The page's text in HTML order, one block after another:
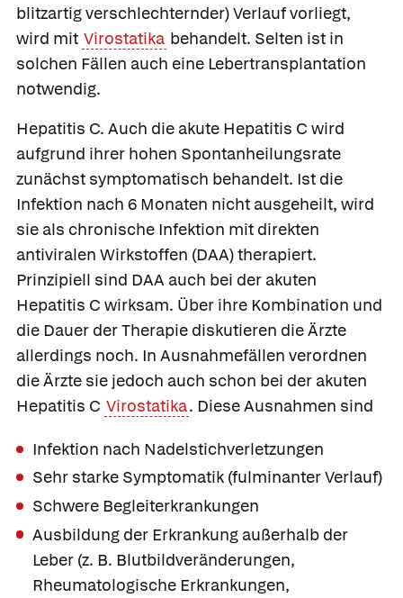
blitzartig verschlechternder) Verlauf vorliegt,
wird mit Virostatika behandelt. Selten ist in
solchen Fällen auch eine Lebertransplantation
notwendig.
Hepatitis C. Auch die akute Hepatitis C wird
aufgrund ihrer hohen Spontanheilungsrate
zunächst symptomatisch behandelt. Ist die
Infektion nach 6 Monaten nicht ausgeheilt, wird
sie als chronische Infektion mit direkten
antiviralen Wirkstoffen (DAA) therapiert.
Prinzipiell sind DAA auch bei der akuten
Hepatitis C wirksam. Über ihre Kombination und
die Dauer der Therapie diskutieren die Ärzte
allerdings noch. In Ausnahmefällen verordnen
die Ärzte sie jedoch auch schon bei der akuten
Hepatitis C Virostatika. Diese Ausnahmen sind
Infektion nach Nadelstichverletzungen
Sehr starke Symptomatik (fulminanter Verlauf)
Schwere Begleiterkrankungen
Ausbildung der Erkrankung außerhalb der
Leber (z. B. Blutbildveränderungen,
Rheumatologische Erkrankungen,